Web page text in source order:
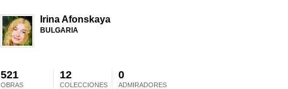
Irina Afonskaya
BULGARIA
521
OBRAS
12
COLECCIONES
0
ADMIRADORES